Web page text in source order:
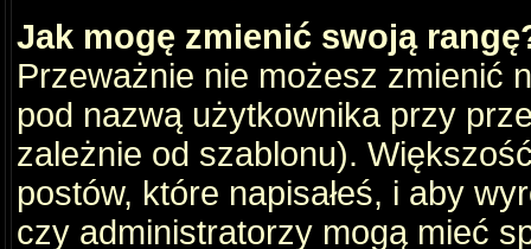
Jak mogę zmienić swoją
Przeważnie nie możesz zmienić
pod nazwą użytkownika przy
zależnie od szablonu).
postów, które napisałeś, i aby
czy administratorzy mogą mieć